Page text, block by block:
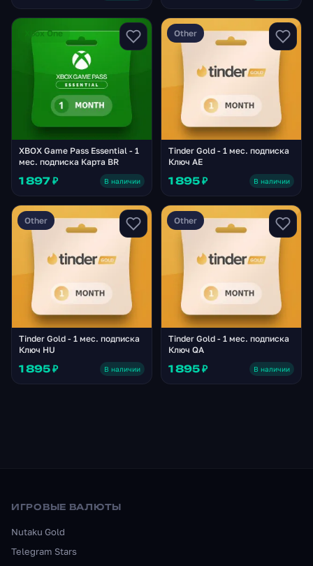
Xbox One
XBOX Game Pass Essential - 1
мес. подписка Карта BR
1 897 ₽ В наличии
Other
Tinder Gold - 1 мес. подписка
Ключ AE
1 895 ₽ В наличии
Other
Tinder Gold - 1 мес. подписка
Ключ HU
1 895 ₽ В наличии
Other
Tinder Gold - 1 мес. подписка
Ключ QA
1 895 ₽ В наличии
ИГРОВЫЕ ВАЛЮТЫ
Nutaku Gold
Telegram Stars